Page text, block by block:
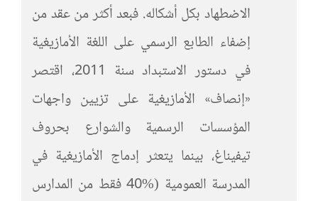
الاضطهاد بكل أشكاله. فبعد أكثر من عقد من
إضفاء الطابع الرسمي على اللغة الأمازيغية
في دستور الاستبداد سنة 2011، اقتصر
«إنصاف» الأمازيغية على تزيين واجهات
المؤسسات الرسمية والشوارع بحروف
تيفيناغ، بينما يتعثر إدماج الأمازيغية في
المدرسة العمومية (%40 فقط من المدارس